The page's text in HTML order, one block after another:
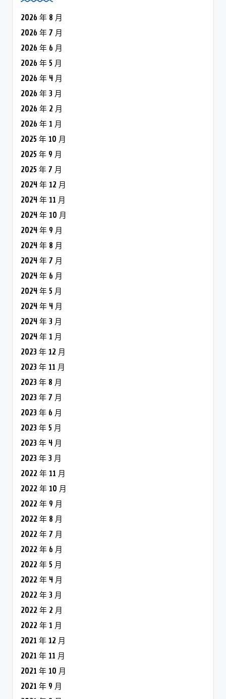
2026 年 8 月
2026 年 7 月
2026 年 6 月
2026 年 5 月
2026 年 4 月
2026 年 3 月
2026 年 2 月
2026 年 1 月
2025 年 10 月
2025 年 9 月
2025 年 7 月
2024 年 12 月
2024 年 11 月
2024 年 10 月
2024 年 9 月
2024 年 8 月
2024 年 7 月
2024 年 6 月
2024 年 5 月
2024 年 4 月
2024 年 3 月
2024 年 1 月
2023 年 12 月
2023 年 11 月
2023 年 8 月
2023 年 7 月
2023 年 6 月
2023 年 5 月
2023 年 4 月
2023 年 3 月
2022 年 11 月
2022 年 10 月
2022 年 9 月
2022 年 8 月
2022 年 7 月
2022 年 6 月
2022 年 5 月
2022 年 4 月
2022 年 3 月
2022 年 2 月
2022 年 1 月
2021 年 12 月
2021 年 11 月
2021 年 10 月
2021 年 9 月